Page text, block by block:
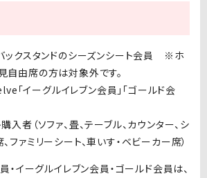
ックスタンドのシーズンシート会員 ※ ホ
自由席の方は対象外です。
「イーグルイレブン会員」「ゴールド会
購入者 （ソファ、畳、テーブル、カウンター、シ
ファミリーシート、車いす・ベビーカー席）
イーグルイレブン会員・ゴールド会員は、